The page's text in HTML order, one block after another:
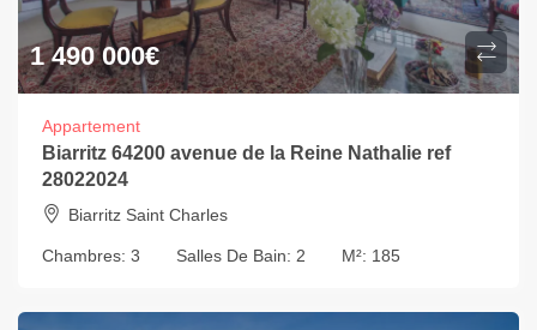
1 490 000€
Appartement
Biarritz 64200 avenue de la Reine Nathalie ref
28022024
Biarritz Saint Charles
Chambres: 3 Salles De Bain: 2 M²: 185